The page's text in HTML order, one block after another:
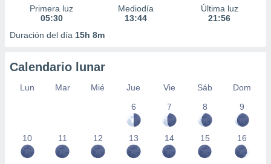
Primera luz
05:30
Mediodía
13:44
Última luz
21:56
Duración del día 15h 8m
Calendario lunar
Lun Mar Mié Jue Vie Sáb
Dom
6
7 8 9
10 11 12 13 14 15 16